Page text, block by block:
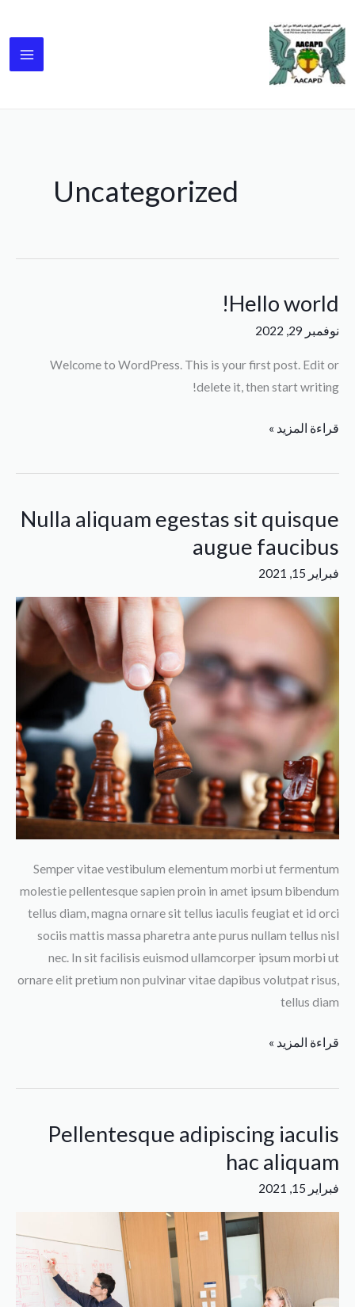
إلى
المحتوى
Uncategorized
Hello world!
نوفمبر 29, 2022
Welcome to WordPress. This is your first post. Edit or
delete it, then start writing!
Hello
قراءة المزيد »
Nulla aliquam egestas sit quisque
augue faucibus
فبراير 15, 2021
Semper vitae vestibulum elementum morbi ut fermentum
molestie pellentesque sapien proin in amet ipsum bibendum
tellus diam, magna ornare sit tellus iaculis feugiat et id orci
sociis mattis massa pharetra ante purus nullam tellus nisl
nec. In sit facilisis euismod ullamcorper ipsum morbi ut
ornare elit pretium non pulvinar vitae dapibus volutpat risus,
tellus diam
Nulla
aliquam
egestas
sit
quisque
augue
قراءة المزيد »
Pellentesque adipiscing iaculis
hac aliquam
فبراير 15, 2021
Pellentesque
iaculis
hac